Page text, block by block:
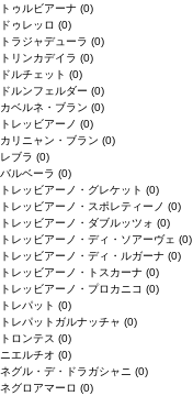
トゥルビアーナ (0)
ドゥレッロ (0)
トラジャデューラ (0)
トリンカデイラ (0)
ドルチェット (0)
ドルンフェルダー (0)
カベルネ・ブラン (0)
トレッビアーノ (0)
カリニャン・ブラン (0)
レブラ (0)
バルベーラ (0)
トレッビアーノ・グレケット (0)
トレッビアーノ・スポレティーノ (0)
トレッビアーノ・ダブルッツォ (0)
トレッビアーノ・ディ・ソアーヴェ (0)
トレッビアーノ・ディ・ルガーナ (0)
トレッビアーノ・トスカーナ (0)
トレッビアーノ・プロカニコ (0)
トレパット (0)
トレパットガルナッチャ (0)
トロンテス (0)
ニエルチオ (0)
ネグル・デ・ドラガシャニ (0)
ネグロアマーロ (0)